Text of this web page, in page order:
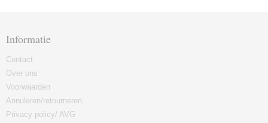
Informatie
Contact
Over ons
Voorwaarden
Annuleren/retourneren
Privacy policy/ AVG